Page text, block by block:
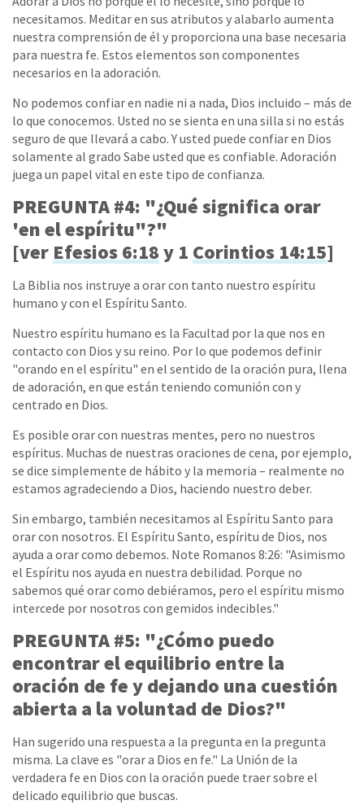
necesitamos. Meditar en sus atributos y alabarlo aumenta
nuestra comprensión de él y proporciona una base necesaria
para nuestra fe. Estos elementos son componentes
necesarios en la adoración.
No podemos confiar en nadie ni a nada, Dios incluido – más de
lo que conocemos. Usted no se sienta en una silla si no estás
seguro de que llevará a cabo. Y usted puede confiar en Dios
solamente al grado Sabe usted que es confiable. Adoración
juega un papel vital en este tipo de confianza.
PREGUNTA #4: "¿Qué significa orar
'en el espíritu"?"
[ver Efesios 6:18y 1 Corintios 14:15]
La Biblia nos instruye a orar con tanto nuestro espíritu
humano y con el Espíritu Santo.
Nuestro espíritu humano es la Facultad por la que nos en
contacto con Dios y su reino. Por lo que podemos definir
"orando en el espíritu" en el sentido de la oración pura, llena
de adoración, en que están teniendo comunión con y
centrado en Dios.
Es posible orar con nuestras mentes, pero no nuestros
espíritus. Muchas de nuestras oraciones de cena, por ejemplo,
se dice simplemente de hábito y la memoria – realmente no
estamos agradeciendo a Dios, haciendo nuestro deber.
Sin embargo, también necesitamos al Espíritu Santo para
orar con nosotros. El Espíritu Santo, espíritu de Dios, nos
ayuda a orar como debemos. Note Romanos 8:26: "Asimismo
el Espíritu nos ayuda en nuestra debilidad. Porque no
sabemos qué orar como debiéramos, pero el espíritu mismo
intercede por nosotros con gemidos indecibles."
PREGUNTA #5: "¿Cómo puedo
encontrar el equilibrio entre la
oración de fe y dejando una cuestión
abierta a la voluntad de Dios?"
Han sugerido una respuesta a la pregunta en la pregunta
misma. La clave es "orar a Dios en fe." La Unión de la
verdadera fe en Dios con la oración puede traer sobre el
delicado equilibrio que buscas.